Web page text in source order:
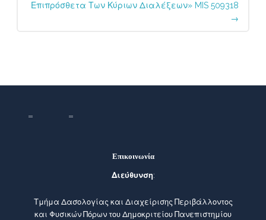
Επιπρόσθετα Των Κύριων Διαλέξεων» MIS 509318
→
Επικοινωνία
Διεύθυνση:
Τμήμα Δασολογίας και Διαχείρισης Περιβάλλοντος
και Φυσικών Πόρων του Δημοκριτείου Πανεπιστημίου